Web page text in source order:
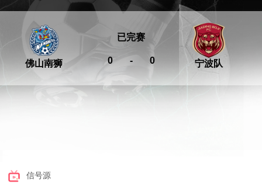
佛山南狮 0 - 0
已完赛
宁波队
信号源